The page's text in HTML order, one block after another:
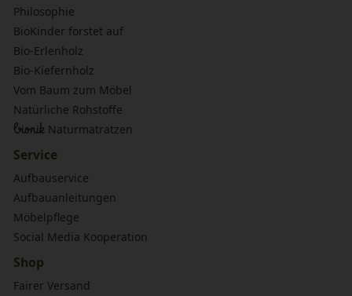
Philosophie
BioKinder forstet auf
Bio-Erlenholz
Bio-Kiefernholz
Vom Baum zum Möbel
Natürliche Rohstoffe
bionik Naturmatratzen
Service
Aufbauservice
Aufbauanleitungen
Möbelpflege
Social Media Kooperation
Shop
Fairer Versand